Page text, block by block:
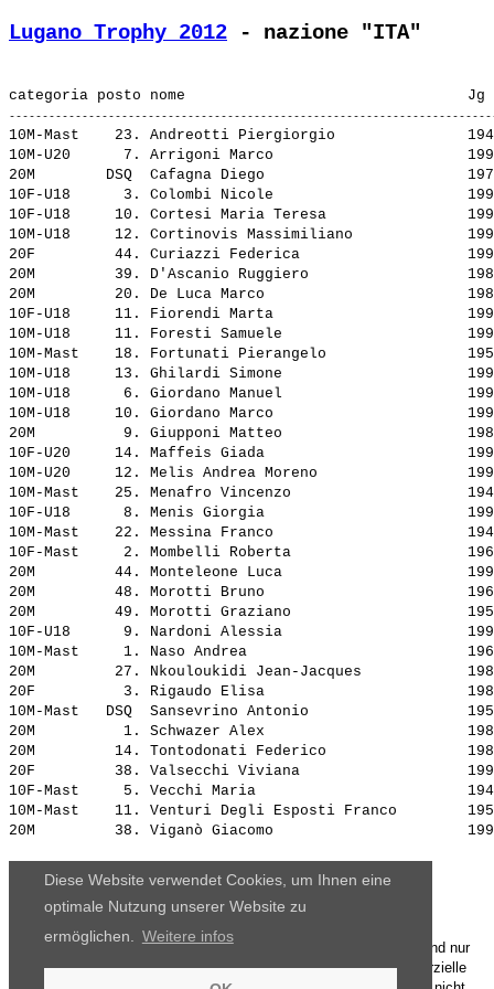
Diese Website verwendet Cookies, um Ihnen eine
optimale Nutzung unserer Website zu
ermöglichen.
Weitere infos
Lugano Trophy 2012 - nazione "ITA"
10M-Mast    23. Andreotti Piergiorgio
10M-U20      7. Arrigoni Marco
20M        DSQ Cafagna Diego
10F-U18      3. Colombi Nicole
10F-U18     10. Cortesi Maria Teresa
10M-U18     12. Cortinovis Massimiliano
20F         44. Curiazzi Federica
20M         39. D'Ascanio Ruggiero
20M         20. De Luca Marco
10F-U18     11. Fiorendi Marta
10M-U18     11. Foresti Samuele
10M-Mast    18. Fortunati Pierangelo
10M-U18     13. Ghilardi Simone
10M-U18      6. Giordano Manuel
10M-U18     10. Giordano Marco
20M          9. Giupponi Matteo
10F-U20     14. Maffeis Giada
10M-U20     12. Melis Andrea Moreno
10M-Mast    25. Menafro Vincenzo
10F-U18      8. Menis Giorgia
10M-Mast    22. Messina Franco
10F-Mast     2. Mombelli Roberta
20M         44. Monteleone Luca
20M         48. Morotti Bruno
20M         49. Morotti Graziano
10F-U18      9. Nardoni Alessia
10M-Mast     1. Naso Andrea
20M         27. Nkouloukidi Jean-Jacques
20F          3. Rigaudo Elisa
10M-Mast   DSQ Sansevrino Antonio
20M          1. Schwazer Alex
20M         14. Tontodonati Federico
20F         38. Valsecchi Viviana
10F-Mast     5. Vecchi Maria
10M-Mast    11. Venturi Degli Esposti Franco
20M         38. Viganò Giacomo
Die Ergebnisse, das Bildmaterial und das weitere Datenmaterial sind nur
für den persönlichen Gebrauch zur Verfügung gestellt. Die kommerzielle